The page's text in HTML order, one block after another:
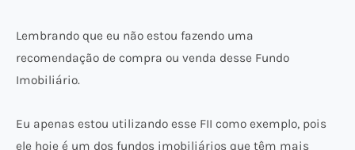
Lembrando que eu não estou fazendo uma
recomendação de compra ou venda desse Fundo
Imobiliário.
Eu apenas estou utilizando esse FII como exemplo, pois
ele hoje é um dos fundos imobiliários que têm mais